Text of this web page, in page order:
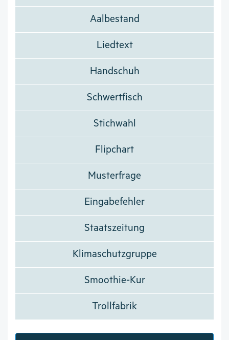
Aalbestand
Liedtext
Handschuh
Schwertfisch
Stichwahl
Flipchart
Musterfrage
Eingabefehler
Staatszeitung
Klimaschutzgruppe
Smoothie-Kur
Trollfabrik